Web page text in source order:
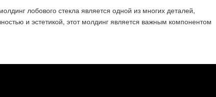
лобового стекла является одной из многих деталей,
и эстетикой, этот молдинг является важным компонентом